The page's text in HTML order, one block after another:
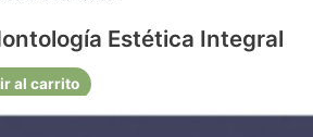
Estética Integral
al carrito